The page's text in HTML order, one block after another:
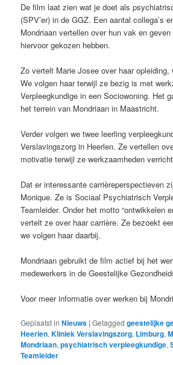
De film laat zien wat je doet als
(SPV’er) in de GGZ. Een aantal collega’s
Mondriaan vertellen over hun vak en
hiervoor gekozen hebben.
Zo vertelt Marie Josee over haar opleiding,
We volgen haar terwijl ze bezig is met
Verpleegkundige in een Sociowoning. Het
het terrein van Mondriaan in Maastricht.
Verder volgen we twee leerling
Verslavingszorg in Heerlen. Ze vertellen
motivatie terwijl ze werkzaamheden
Dat er interessante carrièreperspectieven
Monique. Ze is Sociaal Psychiatrisch
Teamleider. Onder het motto “ontwikkelen
vertelt ze over haar carrière. Ze bezoekt
we volgen haar daarbij.
Mondriaan gebruikt de film actief bij het
medewerkers in de Geestelijke
Voor meer informatie over werken bij
Geplaatst in Nieuws |Getagged geestelijke
Heerlen,Kliniek Verslavingszorg, Limburg,
Mondriaan,psychiatrisch verpleegkundige,
Teamleider